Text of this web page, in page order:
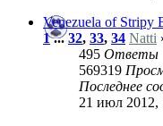
Venezuela of
1...32, 33, 34 Natti
495 Ответы
569319
Последнее
21 июл 2012,